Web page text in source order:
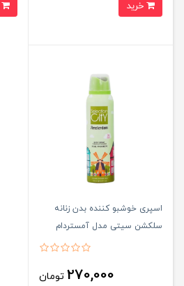
اسپری خوشبو کننده بدن زنانه
سلکشن سیتی مدل آمستردام
270,000 تومان